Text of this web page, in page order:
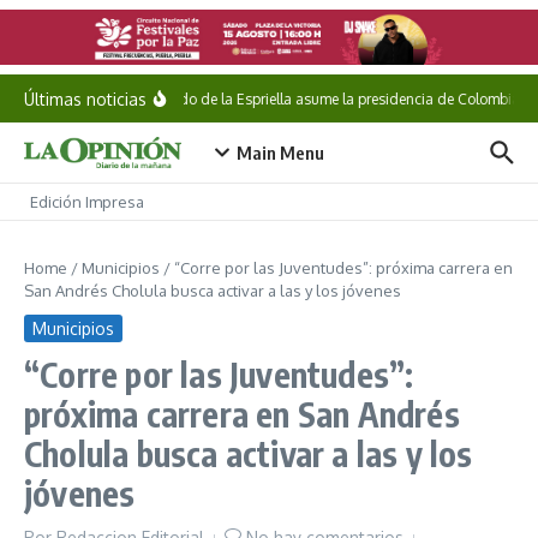
Saltar al contenido
Últimas noticiasAbelardo de la Espriella asume la presidencia de Colombia
Main Menu
Edición Impresa
Home / Municipios / “Corre por las Juventudes”: próxima carrera en
San Andrés Cholula busca activar a las y los jóvenes
Municipios
“Corre por las Juventudes”:
próxima carrera en San Andrés
Cholula busca activar a las y los
jóvenes